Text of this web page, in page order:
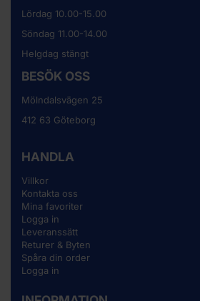
Lördag 10.00-15.00
Söndag 11.00-14.00
Helgdag stängt
BESÖK OSS
Mölndalsvägen 25
412 63 Göteborg
HANDLA
Villkor
Kontakta oss
Mina favoriter
Logga in
Leveranssätt
Returer & Byten
Spåra din order
Logga in